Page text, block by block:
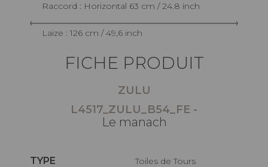
Raccord : Horizontal 63 cm / 24.8 inch
Laize : 126 cm / 49,6 inch
FICHE PRODUIT
ZULU
L4517_ZULU_B54_FE -
Le manach
TYPE Toiles de Tours